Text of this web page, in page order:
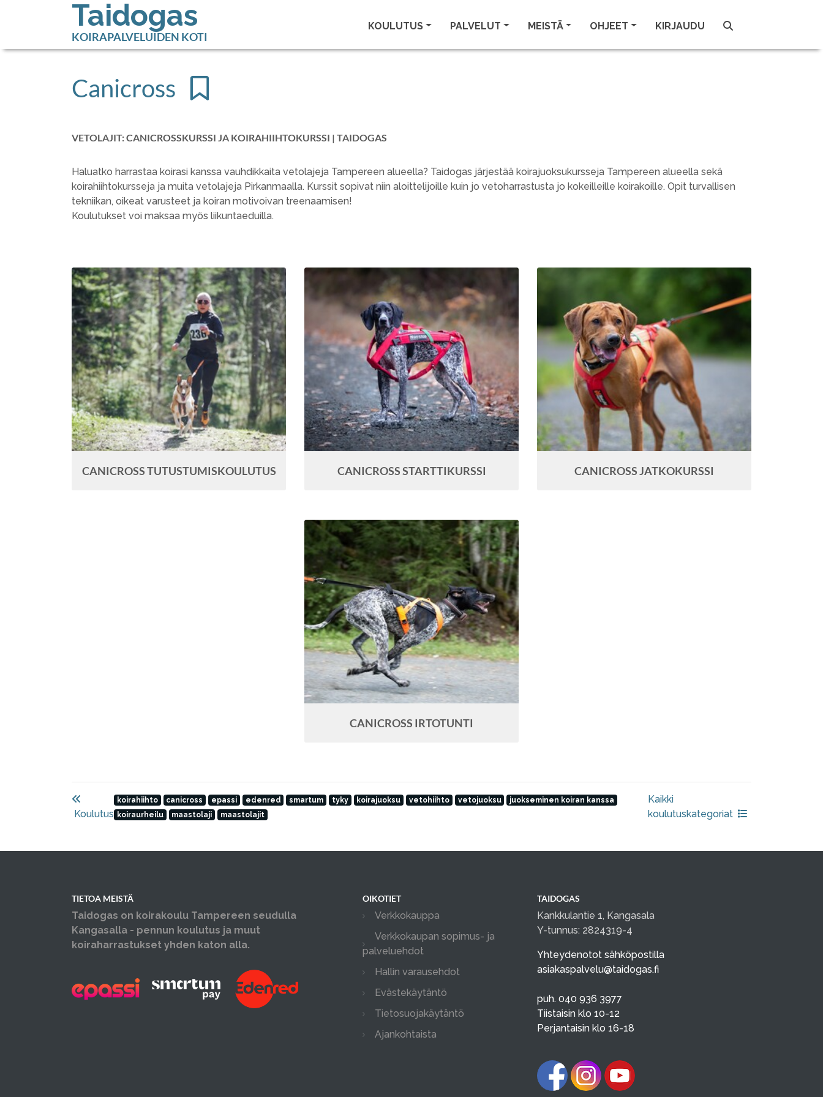
Taidogas
KOIRAPALVELUIDEN KOTI
KOULUTUS PALVELUT MEISTÄ OHJEET KIRJAUDU
Canicross
VETOLAJIT: CANICROSSKURSSI JA KOIRAHIIHTOKURSSI | TAIDOGAS
Haluatko harrastaa koirasi kanssa vauhdikkaita vetolajeja Tampereen alueella? Taidogas järjestää koirajuoksukursseja Tampereen alueella sekä
koirahiihtokursseja ja muita vetolajeja Pirkanmaalla. Kurssit sopivat niin aloittelijoille kuin jo vetoharrastusta jo kokeilleille koirakoille. Opit turvallisen
tekniikan, oikeat varusteet ja koiran motivoivan treenaamisen!
Koulutukset voi maksaa myös liikuntaeduilla.
CANICROSS TUTUSTUMISKOULUTUS CANICROSS STARTTIKURSSI CANICROSS JATKOKURSSI
CANICROSS IRTOTUNTI
Koulutus
koirahiihto canicross epassi edenred smartum tyky koirajuoksu vetohiihto vetojuoksu
juokseminen koiran kanssa
koiraurheilu
maastolaji maastolajit
Kaikki
koulutuskategoriat
TIETOA MEISTÄ
Taidogas on koirakoulu Tampereen seudulla
Kangasalla - pennun koulutus ja muut
koiraharrastukset yhden katon alla.
OIKOTIET
Verkkokauppa
Verkkokaupan sopimus- ja
palveluehdot
Hallin varausehdot
Evästekäytäntö
Tietosuojakäytäntö
Ajankohtaista
TAIDOGAS
Kankkulantie 1, Kangasala
Y-tunnus: 2824319-4
Yhteydenotot sähköpostilla
asiakaspalvelu@taidogas.fi
puh. 040 936 3977
Tiistaisin klo 10-12
Perjantaisin klo 16-18